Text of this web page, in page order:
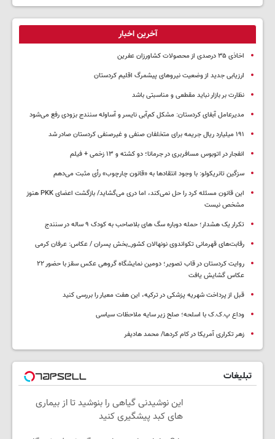
آخرین اخبار
اخاذی ۳۵ درصدی از محصولات کشاورزان عفرین
ارزیابی جدید از وضعیت نیروهای پیشمرگ اقلیم کردستان
نظارت بر بازار نباید مقطعی و مناسبتی باشد
مدیرعامل آبفای کردستان: مشکل کم‌آبی نایسر و آساوله سنندج بزودی رفع می‌شود
۱۹۱ میلیارد ریال جریمه برای متخلفان صنفی و غیرصنفی کردستان صادر شد
انفجار در اتوبوس مسافربری در جرمانا؛ دو کشته و ۱۳ زخمی + فیلم
سزگین تانریکولو: با وجود انتقادها به «قانون چارچوب» رأی مثبت می‌دهم
این قانون مسئله کرد را حل نمی‌کند، اما دری می‌گشاید/ بازگشت اعضای PKK هنوز
مشخص نیست
تکرار یک هشدار؛ حمله دوباره سگ های بلاصاحب به کودک ۹ ساله در سنندج
رقابت‌های قهرمانی تکواندوی نونهالان کشور_بخش پسران / عکاس: عرفان کرمی
روایت کردستان در قاب تصویر؛ دومین نمایشگاه گروهی عکس سقز با حضور ۲۲
عکاس گشایش یافت
قبل از پرداخت شهریه پزشکی در ترکیه، این هفت معیار را بررسی کنید
وداع پ.ک.ک با اسلحه؛ صلح زیر سایه ملاحظات سیاسی
زهر تکراری آمریکا در کام کردها/ محمد هادیفر
تبلیغات
این نوشیدنی گیاهی را بنوشید تا از بیماری
های کبد پیشگیری کنید